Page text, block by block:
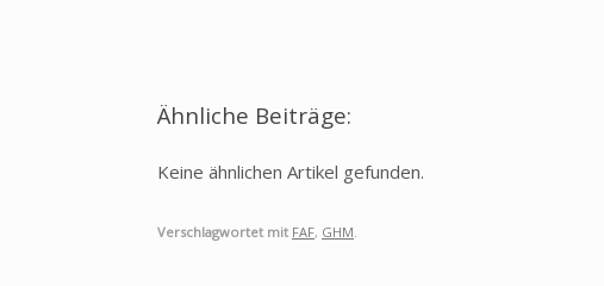
Ähnliche Beiträge:
Keine ähnlichen Artikel gefunden.
Verschlagwortet mit FAF, GHM.